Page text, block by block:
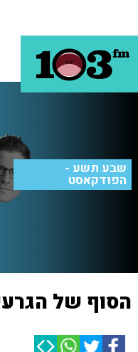
שבע תשע -
הפודקאסט
הסוף של